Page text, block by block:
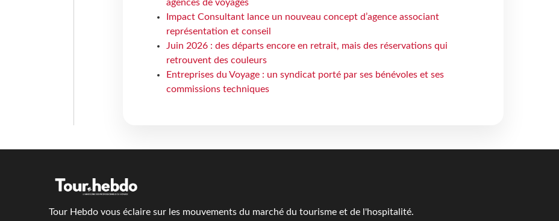
agences de voyages
Impact Consultant lance un nouveau concept d’agence associant
représentation et conseil
Juin 2026 : des départs encore en retrait, mais des réservations qui
retrouvent des couleurs
Entreprises du Voyage : un syndicat porté par ses bénévoles et ses
commissions techniques
Tour Hebdo vous éclaire sur les mouvements du marché du tourisme et de l'hospitalité.